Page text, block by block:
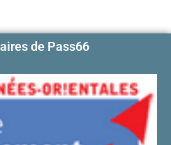
de Pass66